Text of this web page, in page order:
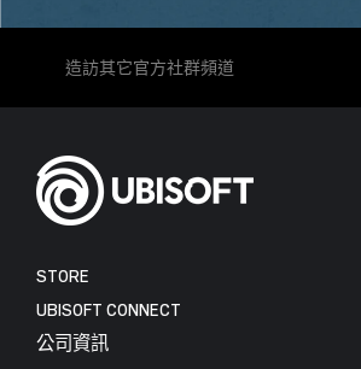
造訪其它官方社群頻道
STORE
UBISOFT CONNECT
公司資訊